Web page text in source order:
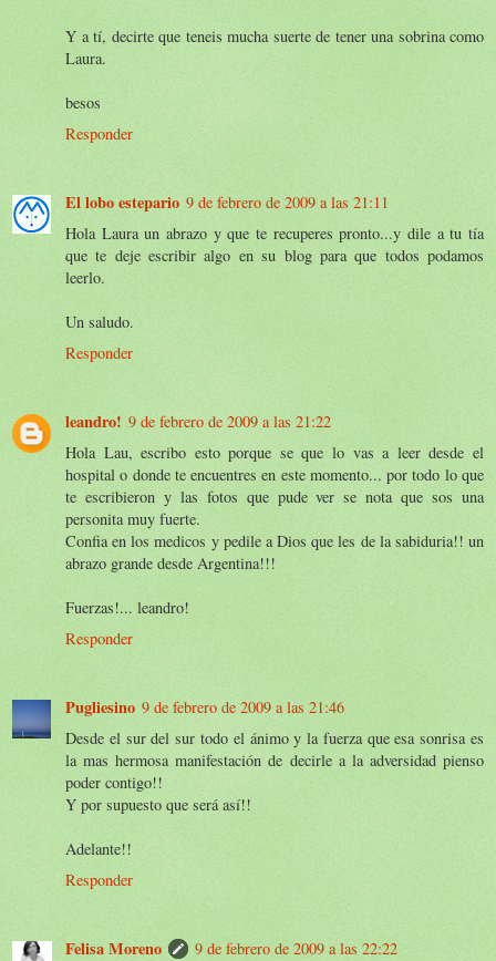
Y a tí, decirte que teneis mucha suerte de tener una sobrina como
Laura.
besos
Responder
El lobo estepario 9 de febrero de 2009 a las 21:11
Hola Laura un abrazo y que te recuperes pronto...y dile a tu tía
que te deje escribir algo en su blog para que todos podamos
leerlo.
Un saludo.
Responder
leandro! 9 de febrero de 2009 a las 21:22
Hola Lau, escribo esto porque se que lo vas a leer desde el
hospital o donde te encuentres en este momento... por todo lo que
te escribieron y las fotos que pude ver se nota que sos una
personita muy fuerte.
Confia en los medicos y pedile a Dios que les de la sabiduria!! un
abrazo grande desde Argentina!!!
Fuerzas!... leandro!
Responder
Pugliesino 9 de febrero de 2009 a las 21:46
Desde el sur del sur todo el ánimo y la fuerza que esa sonrisa es
la mas hermosa manifestación de decirle a la adversidad pienso
poder contigo!!
Y por supuesto que será así!!
Adelante!!
Responder
Felisa Moreno
9 de febrero de 2009 a las 22:22